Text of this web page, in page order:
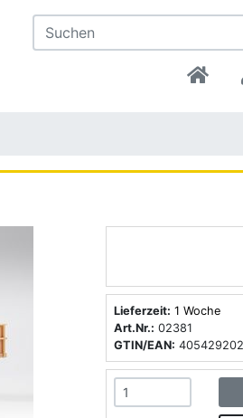
Lieferzeit: 1 Woche
Art.Nr.: 02381
GTIN/EAN: